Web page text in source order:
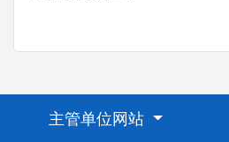
主管单位网站